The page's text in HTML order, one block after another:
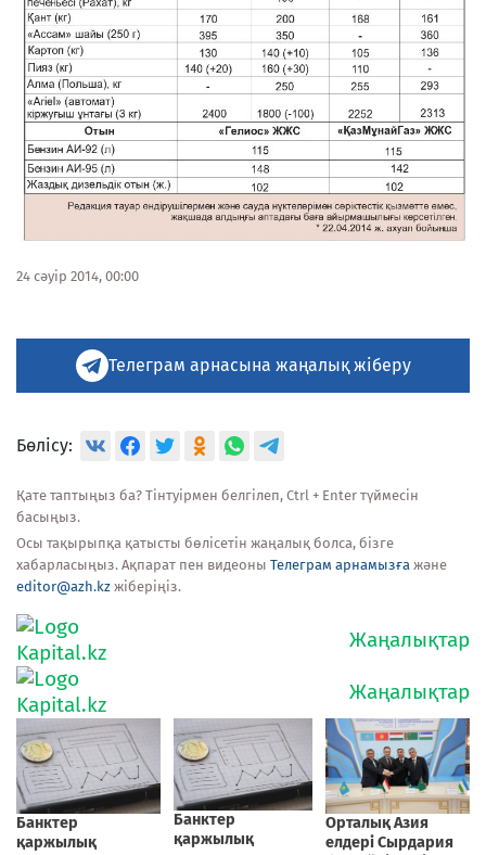
24 сәуір 2014, 00:00
Телеграм арнасына жаңалық жіберу
Бөлісу:
Қате таптыңыз ба? Тінтуірмен белгілеп, Ctrl + Enter түймесін
басыңыз.
Осы тақырыпқа қатысты бөлісетін жаңалық болса, бізге
хабарласыңыз. Ақпарат пен видеоны Телеграм арнамызға және
editor@azh.kz жіберіңіз.